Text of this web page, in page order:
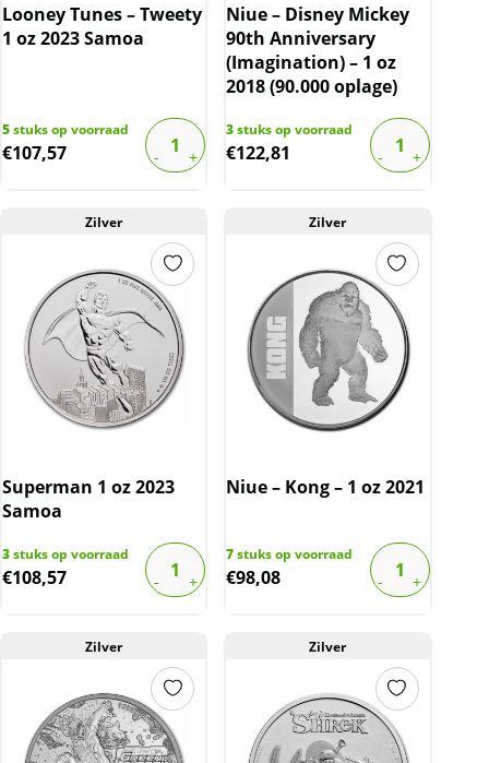
Looney Tunes – Tweety
1 oz 2023 Samoa
5stuks op voorraad
€107,57
Niue – Disney Mickey
90th Anniversary
(Imagination) – 1 oz
2018 (90.000 oplage)
3stuks op voorraad
€122,81
Zilver
Superman 1 oz 2023
Samoa
3stuks op voorraad
€108,57
Zilver
Niue – Kong – 1 oz 2021
7stuks op voorraad
€98,08
Zilver Zilver